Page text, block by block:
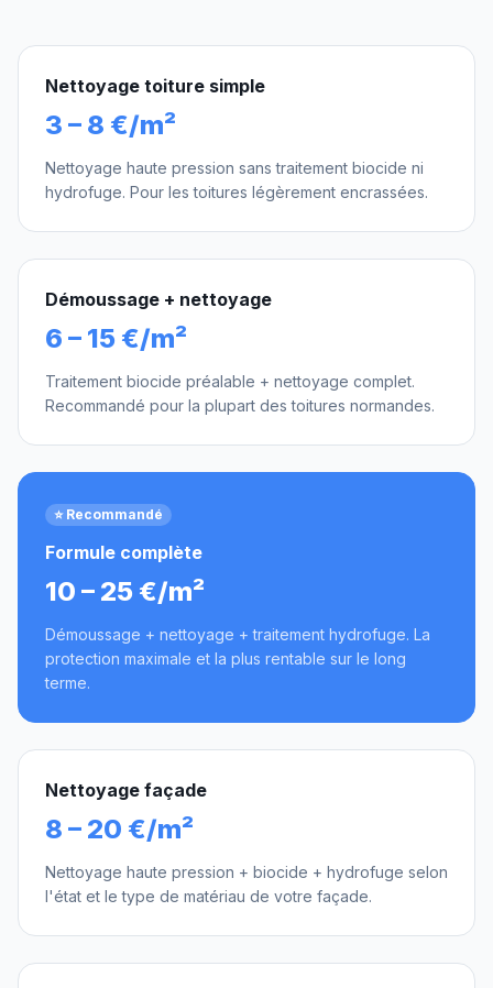
Nettoyage toiture simple
3 – 8 €/m²
Nettoyage haute pression sans traitement biocide ni
hydrofuge. Pour les toitures légèrement encrassées.
Démoussage + nettoyage
6 – 15 €/m²
Traitement biocide préalable + nettoyage complet.
Recommandé pour la plupart des toitures normandes.
⭐ Recommandé
Formule complète
10 – 25 €/m²
Démoussage + nettoyage + traitement hydrofuge. La
protection maximale et la plus rentable sur le long
terme.
Nettoyage façade
8 – 20 €/m²
Nettoyage haute pression + biocide + hydrofuge selon
l'état et le type de matériau de votre façade.